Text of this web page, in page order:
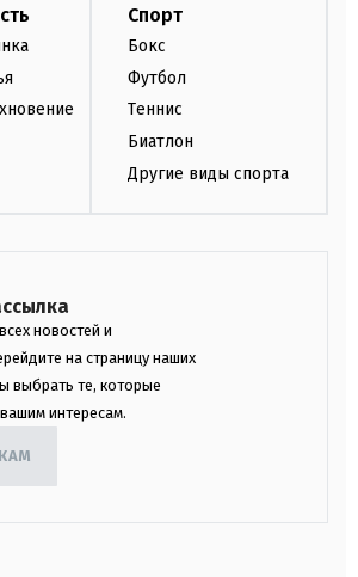
Спорт
Бокс
Футбол
Теннис
Биатлон
Другие виды спорта
новостей и
на страницу наших
выбрать те, которые
интересам.